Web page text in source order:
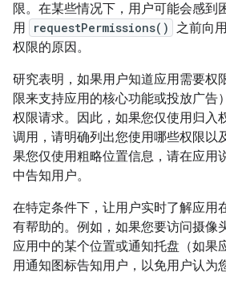
限。在某些情况下，用户可能会感到
用
requestPermissions() 之前向
权限的原因。
研究表明，如果用户知道应用需要权
限来支持应用的核心功能或投放广告
权限请求。因此，如果您仅使用归入
调用，请明确列出您使用哪些权限以
果您仅使用粗略位置信息，请在应用
中告知用户。
在特定条件下，让用户实时了解应用
有帮助的。例如，如果您要访问摄像
应用中的某个位置或通知托盘（如果
用通知图标告知用户，以免用户认为